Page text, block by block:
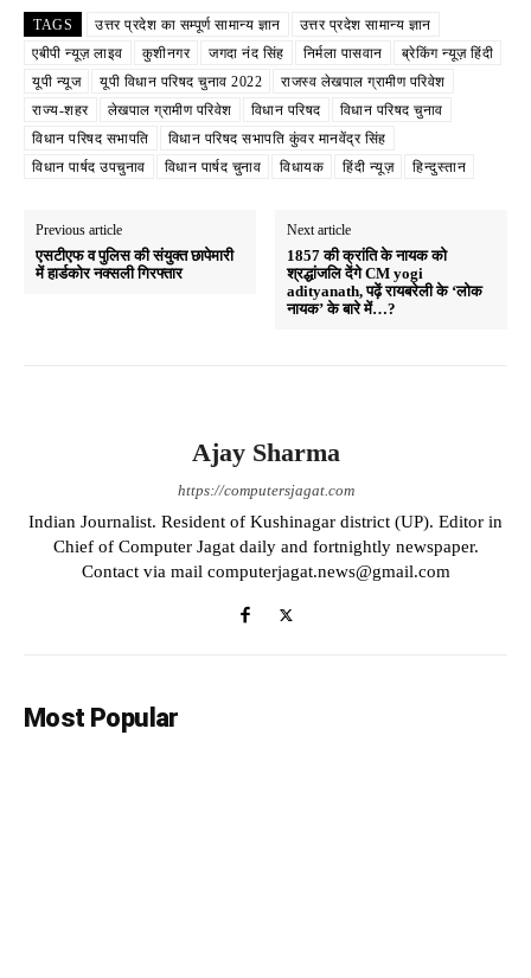
ts
A
pp
bo
ok
gr
a
m
re
TAGS उत्तर प्रदेश का सम्पूर्ण सामान्य ज्ञान
उत्तर प्रदेश सामान्य ज्ञान
एबीपी न्यूज़ लाइव
कुशीनगर जगदा नंद सिंह निर्मला पासवान
ब्रेकिंग न्यूज़ हिंदी
यूपी न्यूज
यूपी विधान परिषद चुनाव 2022
राजस्व लेखपाल ग्रामीण परिवेश
राज्य-शहर
लेखपाल ग्रामीण परिवेश विधान परिषद
विधान परिषद चुनाव
विधान परिषद सभापति
विधान परिषद सभापति कुंवर मानवेंद्र सिंह
विधान पार्षद उपचुनाव
विधान पार्षद चुनाव विधायक हिंदी न्यूज़ हिन्दुस्तान
Previous article
एसटीएफ व पुलिस की संयुक्त छापेमारी
में हार्डकोर नक्सली गिरफ्तार
Next article
1857 की क्रांति के नायक को
श्रद्धांजलि देंगे CM yogi
adityanath, पढ़ें रायबरेली के ‘लोक
नायक’ के बारे में…?
Ajay Sharma
https://computersjagat.com
Indian Journalist. Resident of Kushinagar district (UP). Editor in
Chief of Computer Jagat daily and fortnightly newspaper.
Contact via mail computerjagat.news@gmail.com
Most Popular